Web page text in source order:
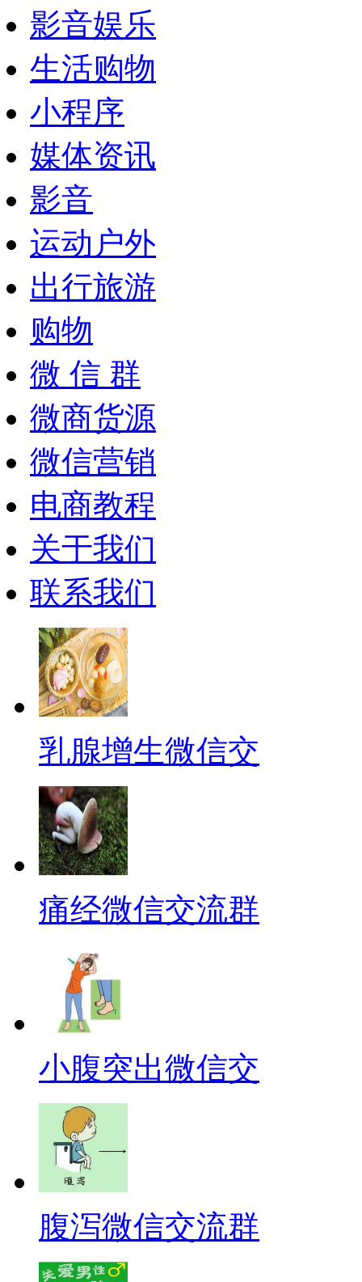
影音娱乐
生活购物
小程序
媒体资讯
影音
运动户外
出行旅游
购物
微 信 群
微商货源
微信营销
电商教程
关于我们
联系我们
乳腺增生微信交
痛经微信交流群
小腹突出微信交
腹泻微信交流群